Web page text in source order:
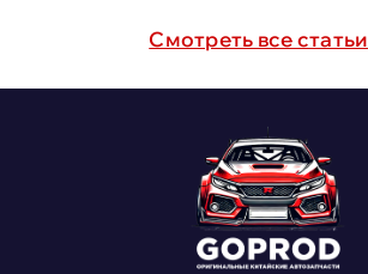
Cмотреть все статьи